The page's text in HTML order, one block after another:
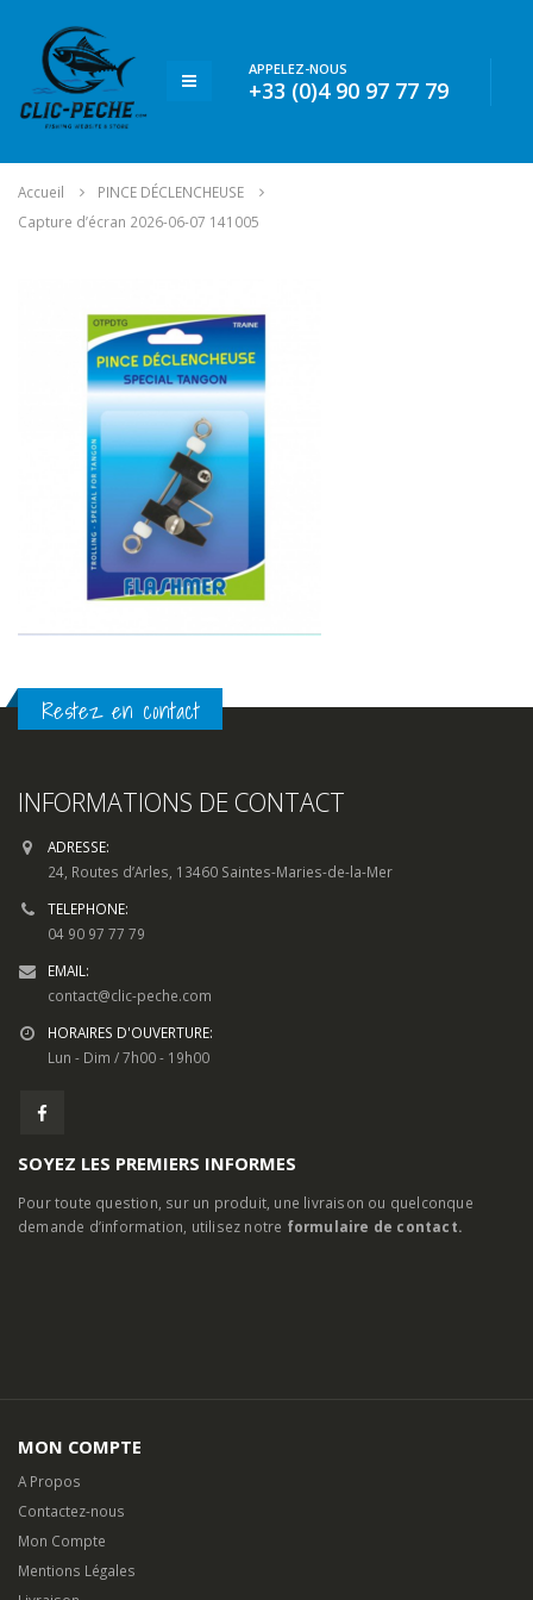
APPELEZ-NOUS
+33 (0)4 90 97 77 79
Accueil
PINCE DÉCLENCHEUSE
Capture d’écran 2026-06-07 141005
Restez en contact
INFORMATIONS DE CONTACT
ADRESSE:
24, Routes d’Arles, 13460 Saintes-Maries-de-la-Mer
TELEPHONE:
04 90 97 77 79
EMAIL:
contact@clic-peche.com
HORAIRES D'OUVERTURE:
Lun - Dim / 7h00 - 19h00
SOYEZ LES PREMIERS INFORMES
Pour toute question, sur un produit, une livraison ou quelconque
demande d’information, utilisez notre formulaire de contact.
MON COMPTE
A Propos
Contactez-nous
Mon Compte
Mentions Légales